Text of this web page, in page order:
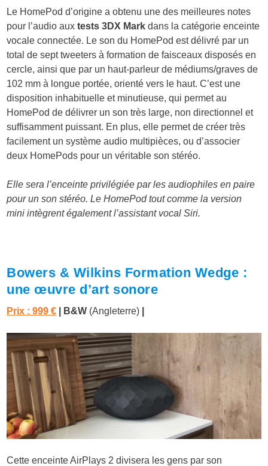
Le HomePod d’origine a obtenu une des meilleures notes
pour l’audio aux tests 3DX Mark dans la catégorie enceinte
vocale connectée. Le son du HomePod est délivré par un
total de sept tweeters à formation de faisceaux disposés en
cercle, ainsi que par un haut-parleur de médiums/graves de
102 mm à longue portée, orienté vers le haut. C’est une
disposition inhabituelle et minutieuse, qui permet au
HomePod de délivrer un son très large, non directionnel et
suffisamment puissant. En plus, elle permet de créer très
facilement un système audio multipièces, ou d’associer
deux HomePods pour un véritable son stéréo.
Elle sera l’enceinte privilégiée par les audiophiles en paire
pour un son stéréo. Le HomePod tout comme la version
mini intègrent également l’assistant vocal Siri.
Bowers & Wilkins Formation Wedge :
une œuvre d’art sonore
Prix : 999 € | B&W (Angleterre)
Cette enceinte AirPlays 2 divisera les gens par son